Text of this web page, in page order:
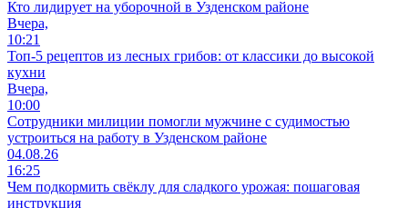
Кто лидирует на уборочной в Узденском районе
Вчера,
10:21
Топ-5 рецептов из лесных грибов: от классики до высокой
кухни
Вчера,
10:00
Сотрудники милиции помогли мужчине с судимостью
устроиться на работу в Узденском районе
04.08.26
16:25
Чем подкормить свёклу для сладкого урожая: пошаговая
инструкция